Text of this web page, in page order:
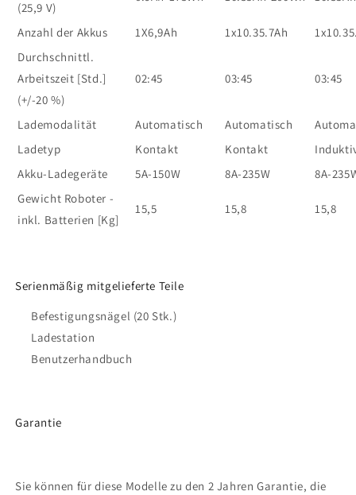
(25,9 V)
Anzahl der Akkus 1X6,9Ah 1x10.35.7Ah
Durchschnittl.
Arbeitszeit [Std.]
(+/-20 %)
02:45 03:45 03:45
Lademodalität Automatisch Automatisch
Ladetyp
Kontakt Kontakt
Akku-Ladegeräte
5A-150W 8A-235W
8A-
Gewicht Roboter -
inkl. Batterien [Kg]
15,5 15,8 15,8
Serienmäßig mitgelieferte Teile
Befestigungsnägel (20 Stk.)
Ladestation
Benutzerhandbuch
Garantie
Sie können für diese Modelle zu den 2 Jahren Garantie, die